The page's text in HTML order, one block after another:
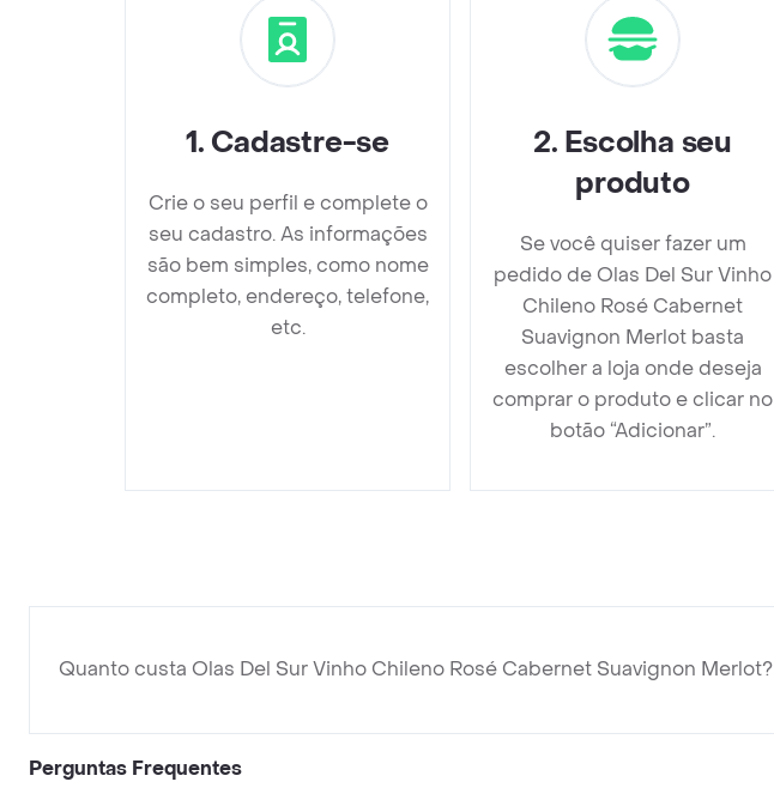
1. Cadastre-se
Crie o seu perfil e complete o
seu cadastro. As informações
são bem simples, como nome
completo, endereço, telefone,
etc.
2. Escolha seu
produto
Se você quiser fazer um
pedido de Olas Del Sur Vinho
Chileno Rosé Cabernet
Suavignon Merlot basta
escolher a loja onde deseja
comprar o produto e clicar no
botão “Adicionar”.
Quanto custa Olas Del Sur Vinho Chileno Rosé Cabernet Suavignon Merlot?
Perguntas Frequentes